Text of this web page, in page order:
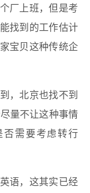
厂上班，但是考
找到的工作估计
宝贝这种传统企
，北京也找不到
量不让这种事情
否需要考虑转行
语，这其实已经